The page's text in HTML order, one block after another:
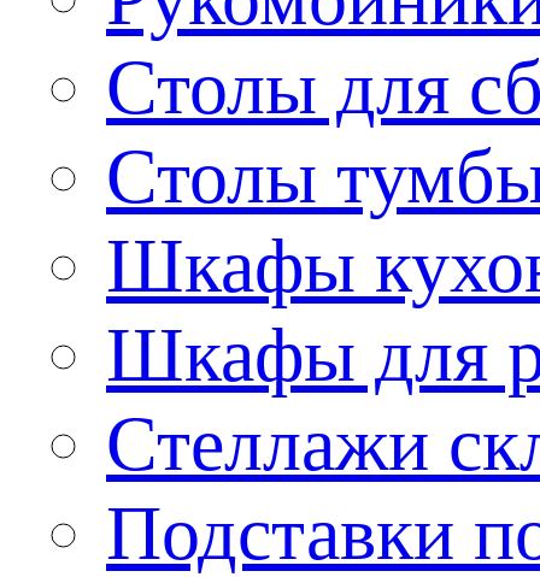
Столы для
Столы
Шкафы
Шкафы для
Стеллажи
Подставки